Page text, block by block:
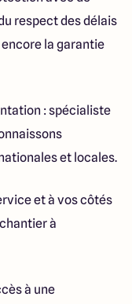
respect des délais
la garantie
: spécialiste
et locales.
et à vos côtés
à
à une